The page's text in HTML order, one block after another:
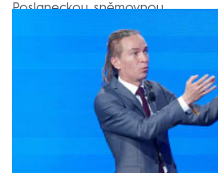
Poslaneckou sněmovnou.